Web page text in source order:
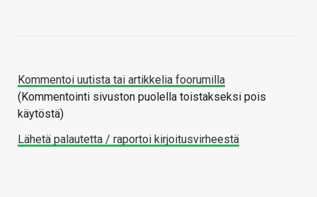
Kommentoi uutista tai artikkelia foorumilla
(Kommentointi sivuston puolella toistakseksi pois
käytöstä)
Lähetä palautetta / raportoi kirjoitusvirheestä